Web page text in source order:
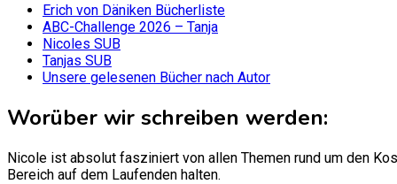
Erich von Däniken Bücherliste
ABC-Challenge 2026 – Tanja
Nicoles SUB
Tanjas SUB
Unsere gelesenen Bücher nach Autor
Worüber wir schreiben werden:
Nicole ist absolut fasziniert von allen Themen rund um den
Bereich auf dem Laufenden halten.